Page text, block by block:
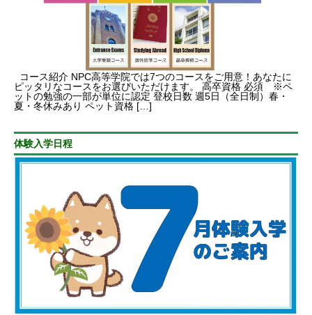
コース紹介 NPC高等学院では7つのコースをご用意！あなたに
ピッタリなコースをお選びいただけます。 高卒資格 必須 ※ペ
ットの勉強の一部が単位に認定 登校日数 週5日（全日制）春・
夏・冬休みあり ペット資格 […]
体験入学日程